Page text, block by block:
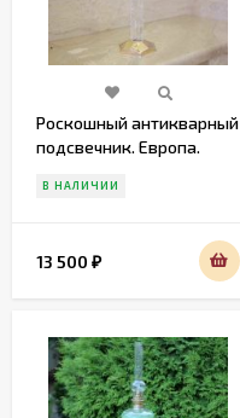
Роскошный антикварный
подсвечник. Европа.
В НАЛИЧИИ
13 500 ₽